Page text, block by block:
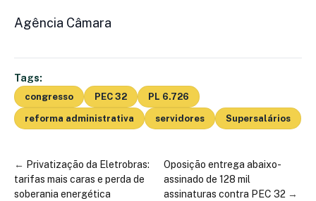
Agência Câmara
Tags:
congresso PEC 32 PL 6.726
reforma administrativa servidores Supersalários
← Privatização da Eletrobras:
tarifas mais caras e perda de
soberania energética
Oposição entrega abaixo-
assinado de 128 mil
assinaturas contra PEC 32 →